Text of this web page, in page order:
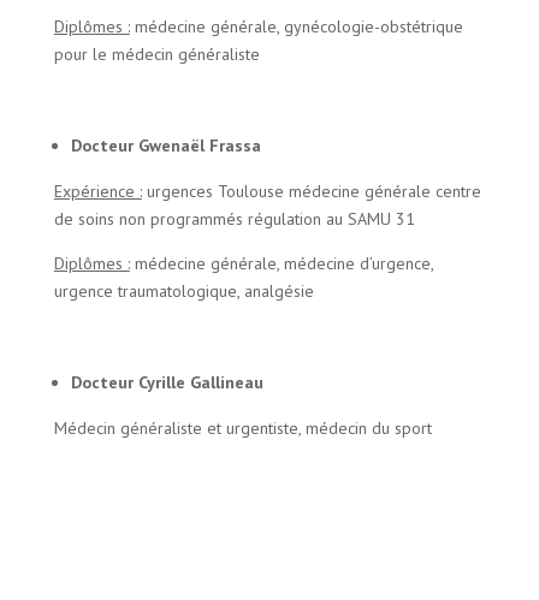
Diplômes :médecine générale, gynécologie-obstétrique
pour le médecin généraliste
Docteur Gwenaël Frassa
Expérience :urgences Toulouse médecine générale centre
de soins non programmés régulation au SAMU 31
Diplômes :médecine générale, médecine d’urgence,
urgence traumatologique, analgésie
Docteur Cyrille Gallineau
Médecin généraliste et urgentiste, médecin du sport